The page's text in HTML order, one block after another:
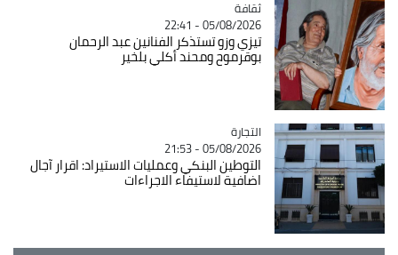
Catégorie
ثقافة
05/08/2026 - 22:41
تيزي وزو تستذكر الفنانين عبد الرحمان
بوقرموح ومحند أكلي بلخير
Catégorie
التجارة
05/08/2026 - 21:53
التوطين البنكي وعمليات الاستيراد: اقرار آجال
اضافية لاستيفاء الاجراءات